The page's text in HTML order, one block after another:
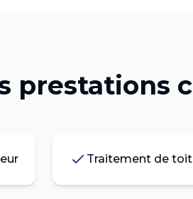
prestations
Traitement de